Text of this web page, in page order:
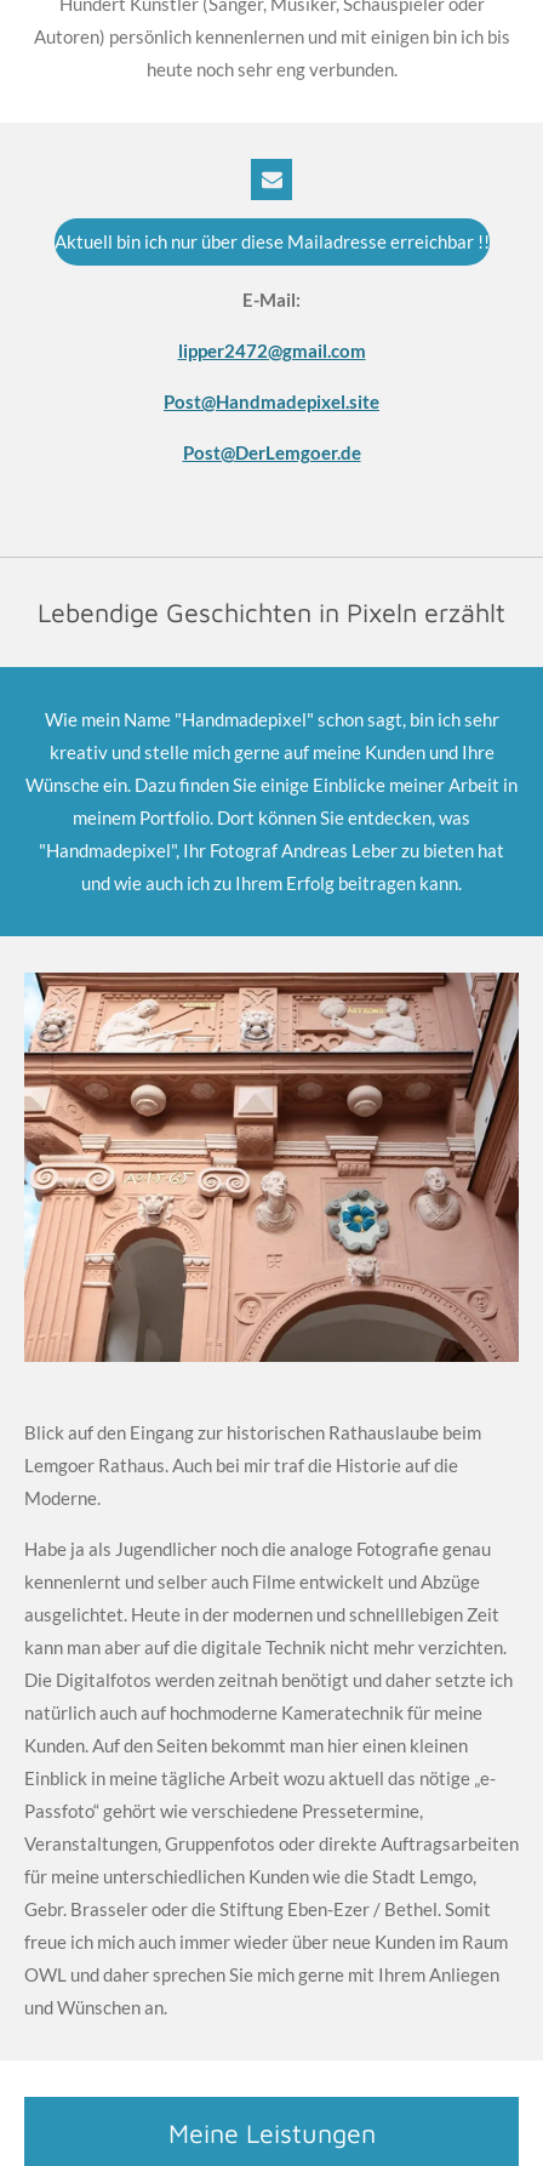
Autoren) persönlich kennenlernen und mit einigen bin ich bis
heute noch sehr eng verbunden.
Aktuell bin ich nur über diese Mailadresse erreichbar !!
E-Mail:
lipper2472@gmail.com
Post@Handmadepixel.site
Post@DerLemgoer.de
Lebendige Geschichten in Pixeln erzählt
Wie mein Name "Handmadepixel" schon sagt, bin ich sehr
kreativ und stelle mich gerne auf meine Kunden und Ihre
Wünsche ein. Dazu finden Sie einige Einblicke meiner Arbeit in
meinem Portfolio. Dort können Sie entdecken, was
"Handmadepixel", Ihr Fotograf Andreas Leber zu bieten hat
und wie auch ich zu Ihrem Erfolg beitragen kann.
Blick auf den Eingang zur historischen Rathauslaube beim
Lemgoer Rathaus. Auch bei mir traf die Historie auf die
Moderne.
Habe ja als Jugendlicher noch die analoge Fotografie genau
kennenlernt und selber auch Filme entwickelt und Abzüge
ausgelichtet. Heute in der modernen und schnelllebigen Zeit
kann man aber auf die digitale Technik nicht mehr verzichten.
Die Digitalfotos werden zeitnah benötigt und daher setzte ich
natürlich auch auf hochmoderne Kameratechnik für meine
Kunden. Auf den Seiten bekommt man hier einen kleinen
Einblick in meine tägliche Arbeit wozu aktuell das nötige „e-
Passfoto“ gehört wie verschiedene Pressetermine,
Veranstaltungen, Gruppenfotos oder direkte Auftragsarbeiten
für meine unterschiedlichen Kunden wie die Stadt Lemgo,
Gebr. Brasseler oder die Stiftung Eben-Ezer / Bethel. Somit
freue ich mich auch immer wieder über neue Kunden im Raum
OWL und daher sprechen Sie mich gerne mit Ihrem Anliegen
und Wünschen an.
Meine Leistungen